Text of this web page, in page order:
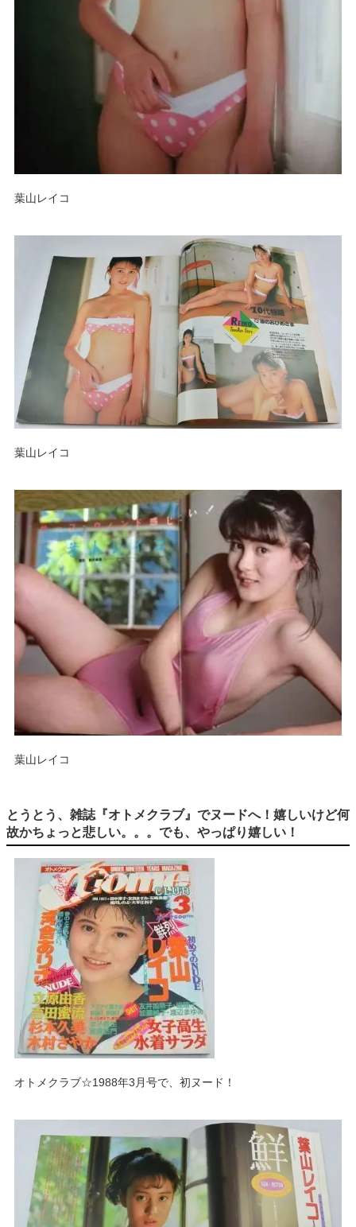
葉山レイコ
葉山レイコ
葉山レイコ
とうとう、雑誌『オトメクラブ』でヌードへ！嬉しいけど何
故かちょっと悲しい。。。でも、やっぱり嬉しい！
オトメクラブ☆1988年3月号で、初ヌード！